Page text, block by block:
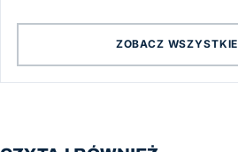
ZOBACZ WSZYSTKIE